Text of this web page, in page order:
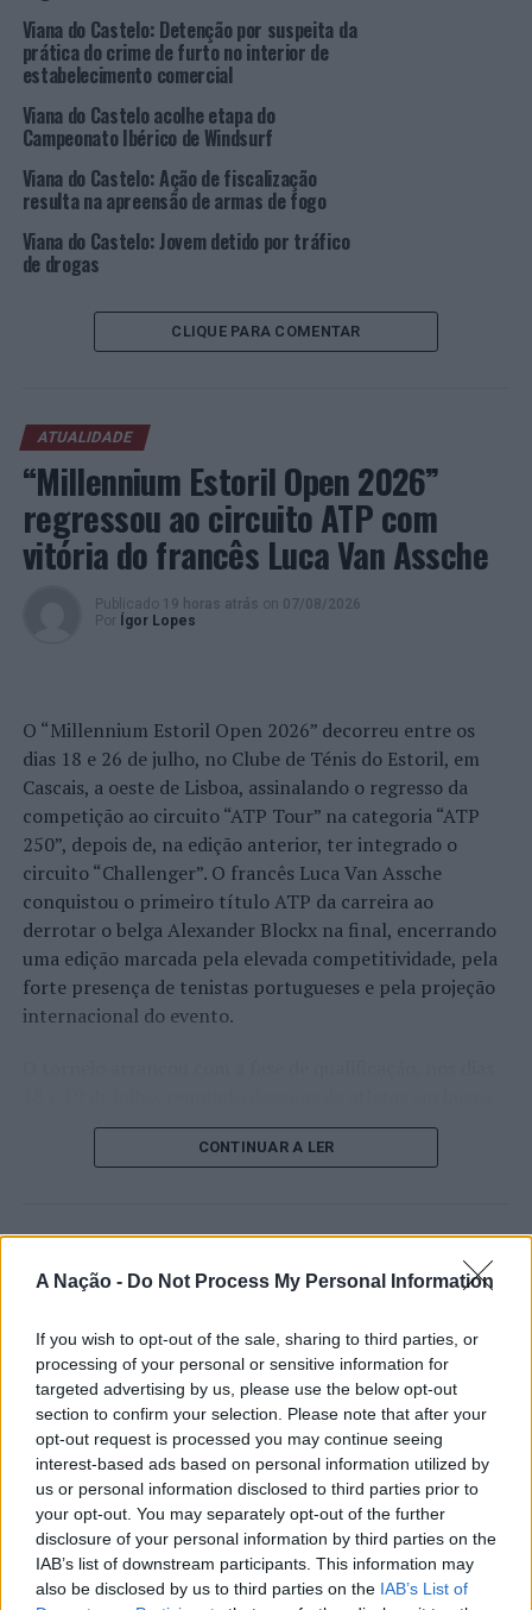
A Nação - Do Not Process My Personal Information
If you wish to opt-out of the sale, sharing to third parties, or
processing of your personal or sensitive information for
targeted advertising by us, please use the below opt-out
section to confirm your selection. Please note that after your
opt-out request is processed you may continue seeing
interest-based ads based on personal information utilized by
us or personal information disclosed to third parties prior to
your opt-out. You may separately opt-out of the further
disclosure of your personal information by third parties on the
IAB’s list of downstream participants. This information may
also be disclosed by us to third parties on the IAB’s List of
Vilar de Murteda foram definidos 24.000 euros para o
reperfilamento / requalificação da estrada da Veiga ao
Rodo. Por fim, foram atribuídos 25.000 euros para a
União de Freguesias de Subportela, Deocriste e Portela
Susã, para a 1ª fase da aquisição de duas viaturas para
transporte escolar.
“Apesar dos progressos assinaláveis, o executivo
municipal e as Uniões e Juntas de Freguesia pretendem
dar pretendem dar continuidade à forte política de
investimento, concretizando ações e obras de
construção de novas vias e obras de arte, reperfilamento
interseções existentes, construção e requalificação de
espaços pedonais existentes, ampliação estrutural da
rede de ciclovias e ecovias, construção e requalificação
de espaços de estacionamento e infraestruturas de
transportes públicos/coletivos (baias e paragens),
supressão de passagens de nível (construção de
passagens inferiores e superiores rodoviárias e pedonais)
e implementação de um extenso plano de sinalização
elevar os níveis de segurança da estrutura/rede viária do
concelho e a qualidade de vida dos respetivos espaços
territoriais”, assegura o documento.
Foi também aprovada a proposta de Apoio às Juntas e
Uniões de Freguesias – Constrição e Requalificação de
Equipamentos, no valor global de 116 mil euros para
três freguesias.
Foram, assim, definidos 15.000 euros para Afife, para a
1ª fase da aquisição de terrenos para o Centro Cívico.
foram definidos 20.000 euros para a 1ª fase da
substituição da cobertura no edifício da Associação de
De acordo com a proposta, estes apoios surgem para
“alavancar respostas no território nos domínios dos
serviços, social, cultural, desportivo e económico,
refuncionalização de espaços para respostas
administrativas, de convívio e lazer (centros de
convívio), lúdicas (parques infantis) e culturais,
respondendo às dinâmicas de desenvolvimento de cada
freguesia, valorizando e garantindo convergência de
meios e otimização de recursos, na garantia da qualidade
de vida e bem-estar dos seus habitantes”.
Foto: CMVC.
Viana do Castelo: Detenção por suspeita da
prática do crime de furto no interior de
estabelecimento comercial
Viana do Castelo acolhe etapa do
Campeonato Ibérico de Windsurf
Viana do Castelo: Ação de fiscalização
resulta na apreensão de armas de fogo
Viana do Castelo: Jovem detido por tráfico
de drogas
CLIQUE PARA COMENTAR
ATUALIDADE
“Millennium Estoril Open 2026”
regressou ao circuito ATP com
vitória do francês Luca Van Assche
Publicado 19 horas atrás on 07/08/2026
Por
Ígor Lopes
O “Millennium Estoril Open 2026” decorreu entre os
dias 18 e 26 de julho, no Clube de Ténis do Estoril, em
Cascais, a oeste de Lisboa, assinalando o regresso da
competição ao circuito “ATP Tour” na categoria “ATP
250”, depois de, na edição anterior, ter integrado o
circuito “Challenger”. O francês Luca Van Assche
conquistou o primeiro título ATP da carreira ao
derrotar o belga Alexander Blockx na final, encerrando
uma edição marcada pela elevada competitividade, pela
forte presença de tenistas portugueses e pela projeção
internacional do evento.
de um lugar no quadro principal. A cerimónia de
abertura contou com a presença do presidente da
início de uma competição que voltou a colocar o
concelho no centro do calendário internacional do
ténis.
Apesar das desistências de última hora de jogadores
como Casper Ruud (Noruega), Alejandro Davidovich
Fokina (Espanha) e Matteo Arnaldi (Itália), a prova
apresentou um quadro competitivo de elevado nível,
liderado pelo russo Andrey Rublev, primeiro cabeça de
série, pelo italiano Luciano Darderi, pelo chileno
Alejandro Tabilo e pelo belga Alexander Blockx.
Um dos momentos mais aguardados da semana foi
também o regresso do suíço Stan Wawrinka ao Estoril,
CONTINUAR A LER
Castelo Branco: “Bienal
Internacional de Artes e Ofícios”
promete afirmar artesanato,
património e inovação como
“motores de desenvolvimento
económico e cultural” do município
português
Publicado 1 dia atrás on 07/08/2026
Por Ígor Lopes